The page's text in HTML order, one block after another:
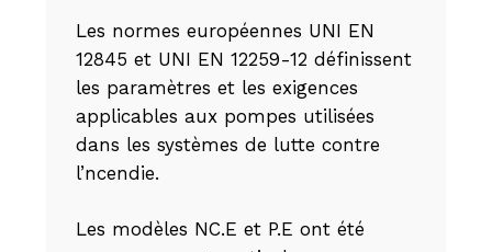
Les normes européennes UNI EN
12845 et UNI EN 12259-12 définissent
les paramètres et les exigences
applicables aux pompes utilisées
dans les systèmes de lutte contre
l’ncendie.
Les modèles NC.E et P.E ont été